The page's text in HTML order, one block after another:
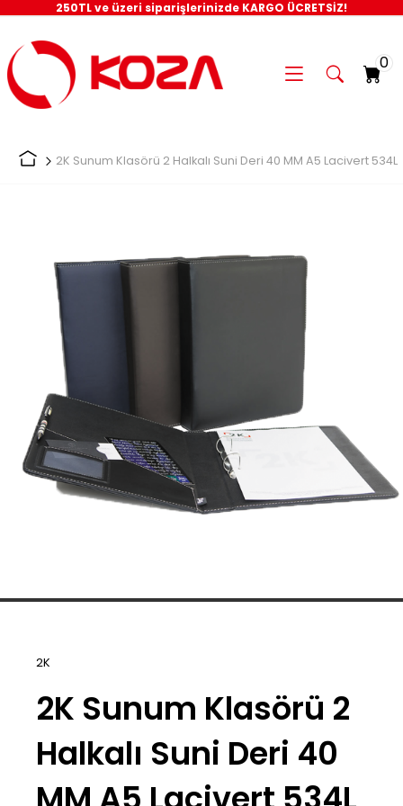
250TL ve üzeri siparişlerinizde KARGO ÜCRETSİZ!
0
2K Sunum Klasörü 2 Halkalı Suni Deri 40 MM A5 Lacivert 534L
2K
2K Sunum Klasörü 2
Halkalı Suni Deri 40